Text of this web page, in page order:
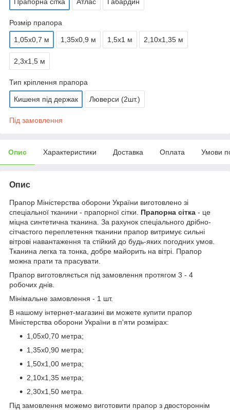
Розмір прапора
1,05х0,7 м 1,35х0,9 м 1,5х1 м 2,10х1,35 м
2,3х1,5 м
Тип кріплення прапора
Кишеня під держак Люверси (2шт.)
Під замовлення
Опис Характеристики Доставка Оплата Умови
Опис
Прапор Міністерства оборони України виготовлено зі
спеціальної тканини - прапорної сітки. Прапорна сітка - це
міцна синтетична тканина. За рахунок спеціального дрібно-
сітчастого переплетення тканини прапор витримує сильні
вітрові навантаження та стійкий до будь-яких погодних умов.
Тканина легка та тонка, добре майорить на вітрі. Прапор
можна прати та прасувати.
Прапор виготовляється під замовлення протягом 3 - 4
робочих днів.
Мінімальне замовлення - 1 шт.
В нашому інтернет-магазині ви можете купити прапор
Міністерства оборони України в п'яти розмірах:
1,05х0,70 метра;
1,35х0,90 метра;
1,50х1,00 метра;
2,10х1,35 метра;
2,30х1,50 метра.
Під замовлення можемо виготовити прапор з двостороннім